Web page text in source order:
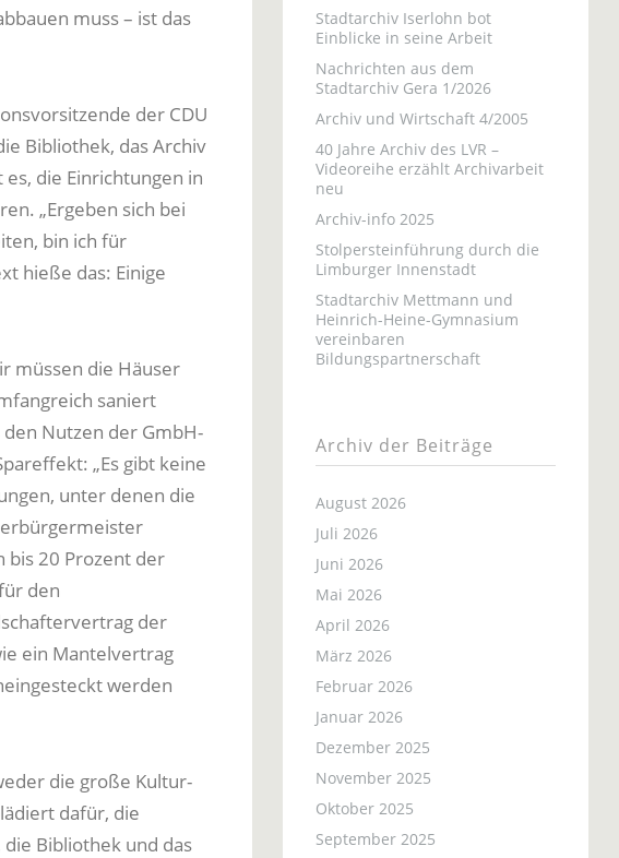
muss – ist das
der CDU
Bibliothek, das Archiv
die Einrichtungen in
„Ergeben sich bei
bin ich für
hieße das: Einige
müssen die Häuser
saniert
Nutzen der GmbH-
„Es gibt keine
unter denen die
bis 20 Prozent der
den
der
ein Mantelvertrag
werden
die große Kultur-
dafür, die
Bibliothek und das
Stadtarchiv Iserlohn bot
Einblicke in seine Arbeit
Nachrichten aus dem
Stadtarchiv Gera 1/2026
Archiv und Wirtschaft 4/2005
40 Jahre Archiv des LVR –
Videoreihe erzählt Archivarbeit
neu
Archiv-info 2025
Stolpersteinführung durch die
Limburger Innenstadt
Stadtarchiv Mettmann und
Heinrich-Heine-Gymnasium
vereinbaren
Bildungspartnerschaft
Archiv der Beiträge
August 2026
Juli 2026
Juni 2026
Mai 2026
April 2026
März 2026
Februar 2026
Januar 2026
Dezember 2025
November 2025
Oktober 2025
September 2025